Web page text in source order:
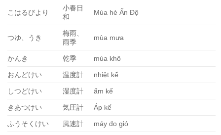
こはるびより
小春日
和
Mùa hè Ấn Độ
つゆ、うき
梅雨、
雨季
mùa mưa
かんき 乾季 mùa khô
おんどけい 温度計 nhiệt kế
しつどけい 湿度計 ẩm kế
きあつけい 気圧計 Áp kế
ふうそくけい 風速計 máy đo gió